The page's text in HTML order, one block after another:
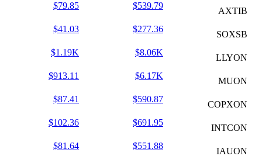
AXTIB
$539.79
$79.85
SOXSB
$277.36
$41.03
LLYON
$8.06K
$1.19K
MUON
$6.17K
$913.11
COPXON
$590.87
$87.41
INTCON
$691.95
$102.36
IAUON
$551.88
$81.64